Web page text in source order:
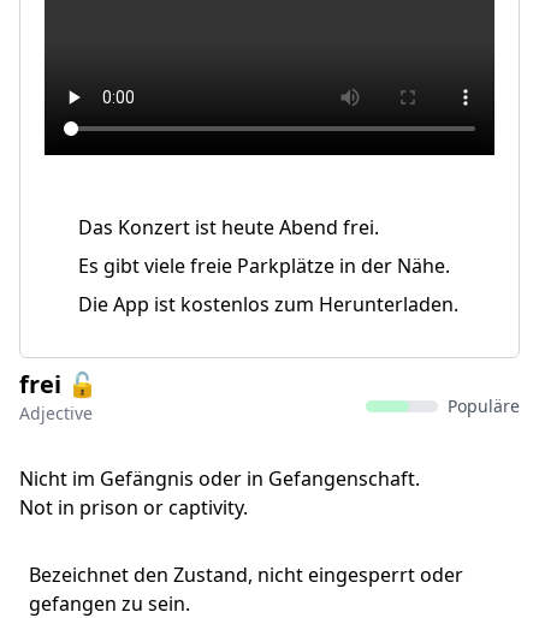
Das Konzert ist heute Abend frei.
Es gibt viele freie Parkplätze in der Nähe.
Die App ist kostenlos zum Herunterladen.
frei 🔓
Adjective Populäre
Nicht im Gefängnis oder in Gefangenschaft.
Not in prison or captivity.
Bezeichnet den Zustand, nicht eingesperrt oder
gefangen zu sein.